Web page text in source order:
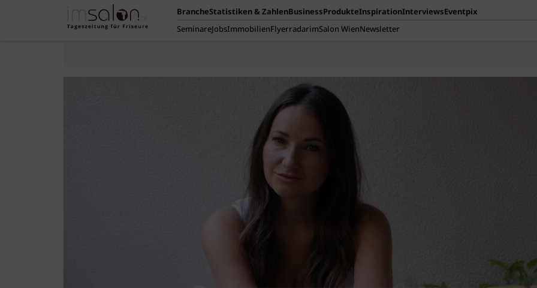
BrancheStatistiken & ZahlenBusinessProdukteInspirationInterviewsEventpix
SeminareJobsImmobilienFlyerradarimSalon WienNewsletter